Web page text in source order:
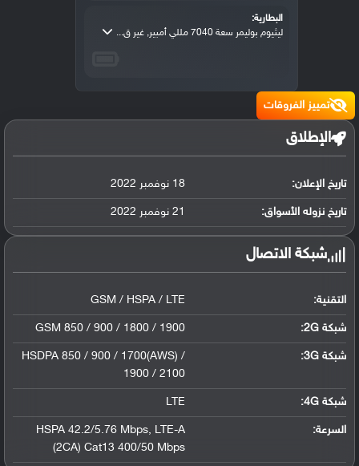
البطارية:
ليثيوم بوليمر سعة 7040 مللي أمبير, غير ق...
تمييز الفروقات
الإطلاق
تاريخ الإعلان: 18 نوفمبر 2022
تاريخ نزوله الأسواق: 21 نوفمبر 2022
شبكة الاتصال
التقنية: GSM / HSPA / LTE
شبكة 2G: GSM 850 / 900 / 1800 / 1900
شبكة 3G :
HSDPA 850 / 900 / 1700(AWS) /
1900 / 2100
شبكة 4G :
LTE
السرعة: HSPA 42.2/5.76 Mbps, LTE-A
(2CA) Cat13 400/50 Mbps